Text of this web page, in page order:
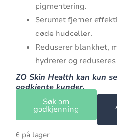
pigmentering.
Serumet fjerner
døde hudceller.
Reduserer blankhet,
hydrerer og
ZO Skin Health kan kun
godkjente kunder.
Søk om
godkjenning
6 på lager